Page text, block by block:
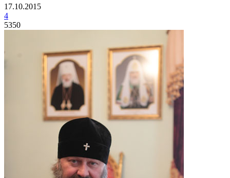
17.10.2015
4
5350